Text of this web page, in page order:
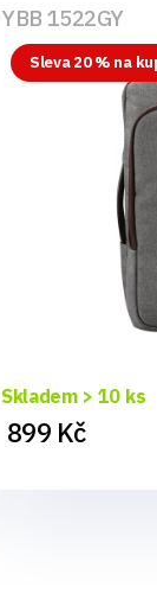
YBB 1522GY
Sleva 20 % na
Skladem > 10 ks
899 Kč